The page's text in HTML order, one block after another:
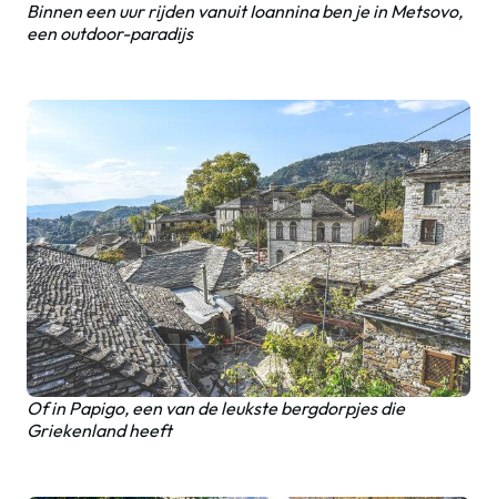
Binnen een uur rijden vanuit Ioannina ben je in Metsovo,
een outdoor-paradijs
Of in Papigo, een van de leukste bergdorpjes die
Griekenland heeft